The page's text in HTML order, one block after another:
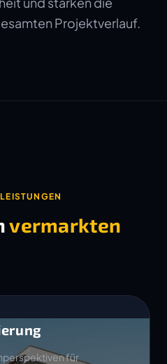
Projektverlauf.
vermarkten
für